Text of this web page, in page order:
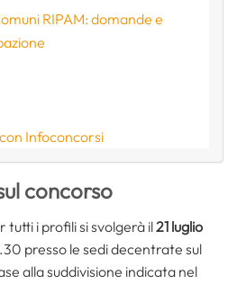
RIPAM: domande e
Infoconcorsi
concorso
tutti i profili si svolgerà il21 luglio
presso le sedi decentrate sul
alla suddivisione indicata nel